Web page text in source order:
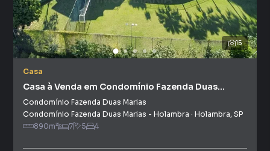
15
Casa
Casa à Venda em Condomínio Fazenda Duas
Marias
Condomínio Fazenda Duas Marias
Condomínio Fazenda Duas Marias - Holambra · Holambra, SP
890m² 7 5 4